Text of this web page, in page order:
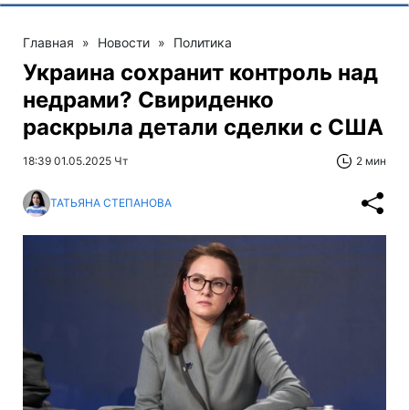
Главная » Новости » Политика
Украина сохранит контроль над
недрами? Свириденко
раскрыла детали сделки с США
18:39 01.05.2025 Чт 2 мин
ТАТЬЯНА СТЕПАНОВА